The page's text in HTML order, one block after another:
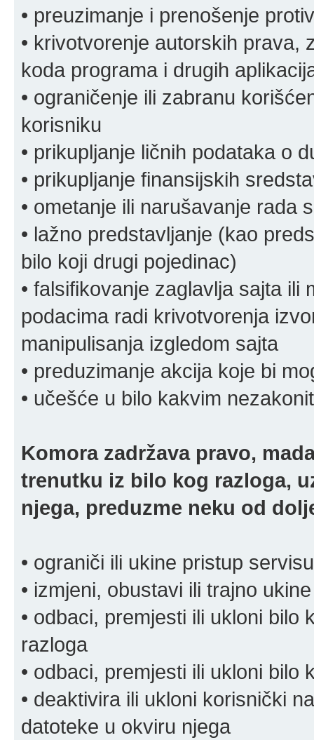
• preuzimanje i prenošenje
• krivotvorenje autorskih prava,
koda programa i drugih
• ograničenje ili zabranu
korisniku
• prikupljanje ličnih podataka o
• prikupljanje finansijskih
• ometanje ili narušavanje rada
• lažno predstavljanje (kao
bilo koji drugi pojedinac)
• falsifikovanje zaglavlja sajta ili
podacima radi krivotvorenja
manipulisanja izgledom sajta
• preduzimanje akcija koje bi
• učešće u bilo kakvim
Komora zadržava pravo,
trenutku iz bilo kog razloga,
njega, preduzme neku od
• ograniči ili ukine pristup servisu
• izmjeni, obustavi ili trajno
• odbaci, premjesti ili ukloni bilo
razloga
• odbaci, premjesti ili ukloni bilo
• deaktivira ili ukloni korisnički
datoteke u okviru njega